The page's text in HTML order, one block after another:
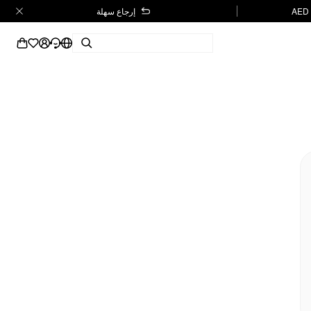
إرجاع سهلة